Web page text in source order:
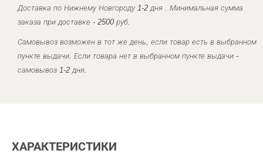
Доставка по Нижнему Новгороду 1-2 дня . Минимальная сумма
заказа при доставке - 2500 руб.
Самовывоз возможен в тот же день, если товар есть в выбранном
пункте выдачи. Если товара нет в выбранном пункте выдачи -
самовывоз 1-2 дня.
ХАРАКТЕРИСТИКИ